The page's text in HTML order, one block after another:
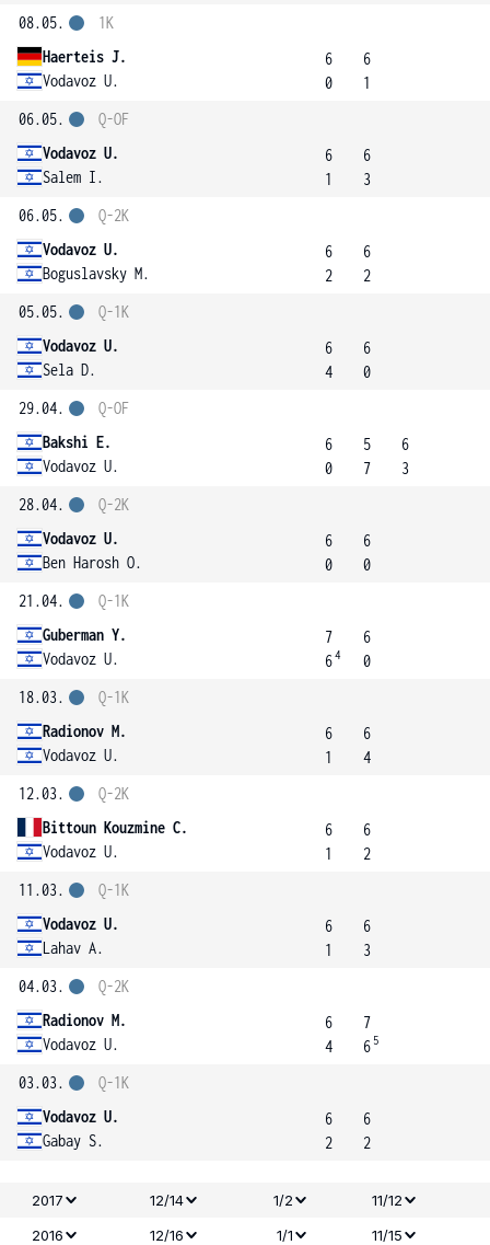
08.05.
Haerteis J.
Vodavoz U.
1K
6
0
6
1
06.05.
Vodavoz U.
Salem I.
Q-OF
6
1
6
3
06.05.
Vodavoz U.
Boguslavsky M.
Q-2K
6
2
6
2
05.05.
Vodavoz U.
Sela D.
Q-1K
6
4
6
0
29.04.
Bakshi E.
Vodavoz U.
Q-OF
6
0
5
7
6
3
28.04.
Vodavoz U.
Ben Harosh O.
Q-2K
6
0
6
0
21.04.
Guberman Y.
Vodavoz U.
Q-1K
7
64
6
0
18.03.
Radionov M.
Vodavoz U.
Q-1K
6
1
6
4
12.03.
Bittoun Kouzmine C.
Vodavoz U.
Q-2K
6
1
6
2
11.03.
Vodavoz U.
Lahav A.
Q-1K
6
1
6
3
04.03.
Radionov M.
Vodavoz U.
Q-2K
6
4
7
6 5
03.03.
Vodavoz U.
Gabay S.
Q-1K
6
2
6
2
2017 12/14 1/2
11/12
2016
12/16 1/1
11/15